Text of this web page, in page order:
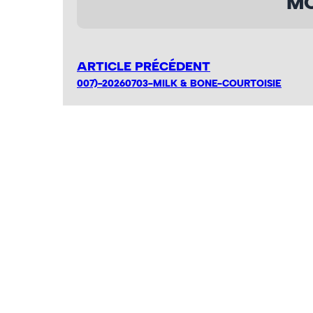
ARTICLE PRÉCÉDENT
007)-20260703-MILK & BONE-COURTOISIE